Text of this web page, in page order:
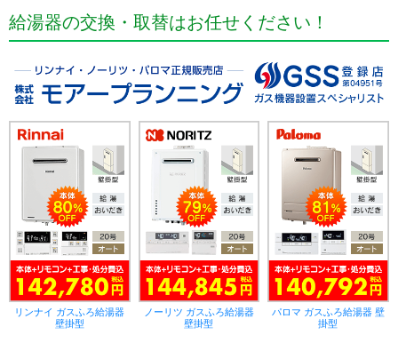
給湯器の交換・取替はお任せください！
リンナイ ガスふろ給湯器
壁掛型
ノーリツ ガスふろ給湯器
壁掛型
パロマ ガスふろ給湯器 壁
掛型